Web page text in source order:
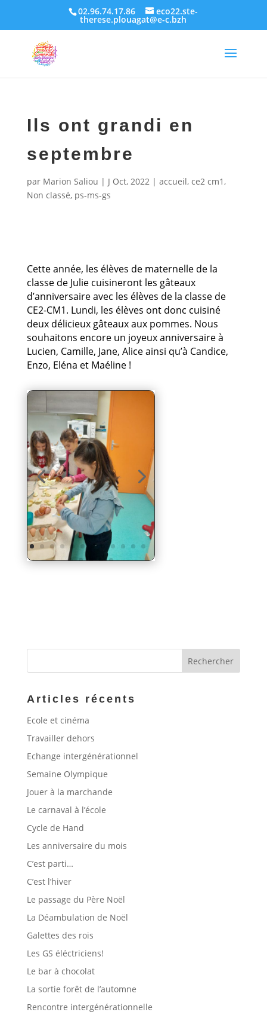
02.96.74.17.86 eco22.ste-
therese.plouagat@e-c.bzh
Ils ont grandi en
septembre
par Marion Saliou | J Oct, 2022| accueil, ce2 cm1,
Non classé, ps-ms-gs
Cette année, les élèves de maternelle de la
classe de Julie cuisineront les gâteaux
d’anniversaire avec les élèves de la classe de
CE2-CM1. Lundi, les élèves ont donc cuisiné
deux délicieux gâteaux aux pommes. Nous
souhaitons encore un joyeux anniversaire à
Lucien, Camille, Jane, Alice ainsi qu’à Candice,
Enzo, Eléna et Maéline !
Articles récents
Ecole et cinéma
Travailler dehors
Echange intergénérationnel
Semaine Olympique
Jouer à la marchande
Le carnaval à l’école
Cycle de Hand
Les anniversaire du mois
C’est parti…
C’est l’hiver
Le passage du Père Noël
La Déambulation de Noël
Galettes des rois
Les GS éléctriciens!
Le bar à chocolat
La sortie forêt de l’automne
Rencontre intergénérationnelle